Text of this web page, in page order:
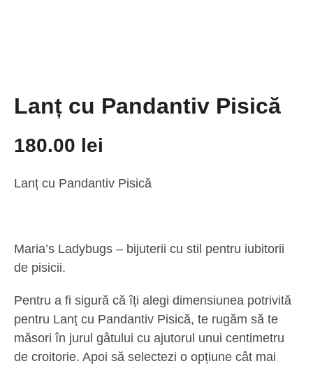
Lanț cu Pandantiv Pisică
180.00 lei
Lanț cu Pandantiv Pisică
Maria’s Ladybugs – bijuterii cu stil pentru iubitorii
de pisicii.
Pentru a fi sigură că îți alegi dimensiunea potrivită
pentru Lanț cu Pandantiv Pisică, te rugăm să te
măsori în jurul gâtului cu ajutorul unui centimetru
de croitorie. Apoi să selectezi o opțiune cât mai